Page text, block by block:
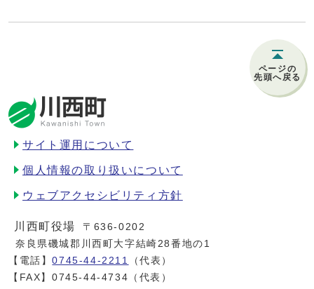
ページの
先頭へ戻る
サイト運用について
個人情報の取り扱いについて
ウェブアクセシビリティ方針
川西町役場
〒636-0202
奈良県磯城郡川西町大字結崎28番地の1
【電話】0745-44-2211
（代表）
【FAX】0745-44-4734（代表）